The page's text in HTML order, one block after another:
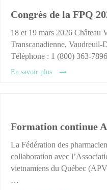
Congrès de la FPQ
18 et 19 mars 2026 Château
Transcanadienne,
Téléphone : 1 (800) 363-
En savoir plus
Formation continue
La Fédération des
collaboration avec
vietnamiens du Québec
…